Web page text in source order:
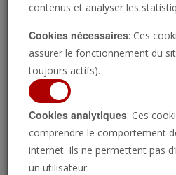
importantes directement par e-mail.
Regarder
contenus et analyser les
Cookies nécessaires: Ces
assurer le fonctionnement du
toujours actifs).
Cookies analytiques: Ces
comprendre le comportement
internet. Ils ne permettent pas
un utilisateur.